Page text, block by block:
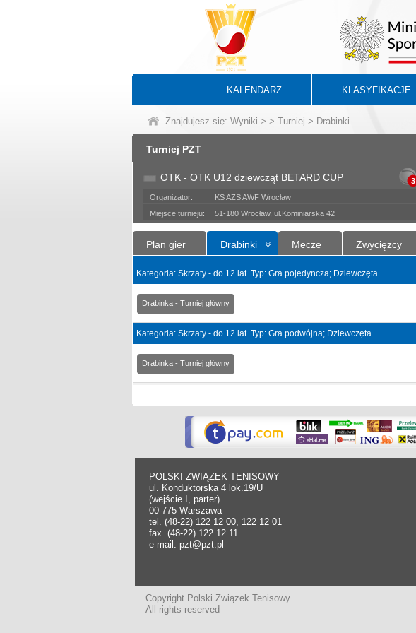
KALENDARZ KLASYFIKACJE
Znajdujesz się: Wyniki > > Turniej > Drabinki
Turniej PZT
OTK - OTK U12 dziewcząt BETARD CUP 3
Organizator:
KS AZS AWF Wrocław
Miejsce turnieju:
51-180 Wrocław, ul.Kominiarska 42
Plan gier Drabinki Mecze Zwycięzcy
Kategoria: Skrzaty - do 12 lat. Typ: Gra pojedyncza; Dziewczęta
Drabinka - Turniej główny
Kategoria: Skrzaty - do 12 lat. Typ: Gra podwójna; Dziewczęta
Drabinka - Turniej główny
POLSKI ZWIĄZEK TENISOWY
ul. Konduktorska 4 lok.19/U
(wejście I, parter).
00-775 Warszawa
tel. (48-22) 122 12 00, 122 12 01
fax. (48-22) 122 12 11
e-mail: pzt@pzt.pl
Copyright Polski Związek Tenisowy.
All rights reserved